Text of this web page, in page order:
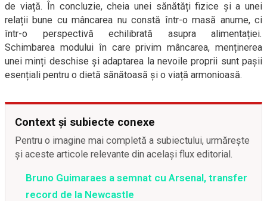
de viață. În concluzie, cheia unei sănătăți fizice și a unei
relații bune cu mâncarea nu constă într-o masă anume, ci
într-o perspectivă echilibrată asupra alimentației.
Schimbarea modului în care privim mâncarea, menținerea
unei minți deschise și adaptarea la nevoile proprii sunt pașii
esențiali pentru o dietă sănătoasă și o viață armonioasă.
Context și subiecte conexe
Pentru o imagine mai completă a subiectului, urmărește
și aceste articole relevante din același flux editorial.
Bruno Guimaraes a semnat cu Arsenal, transfer
record de la Newcastle